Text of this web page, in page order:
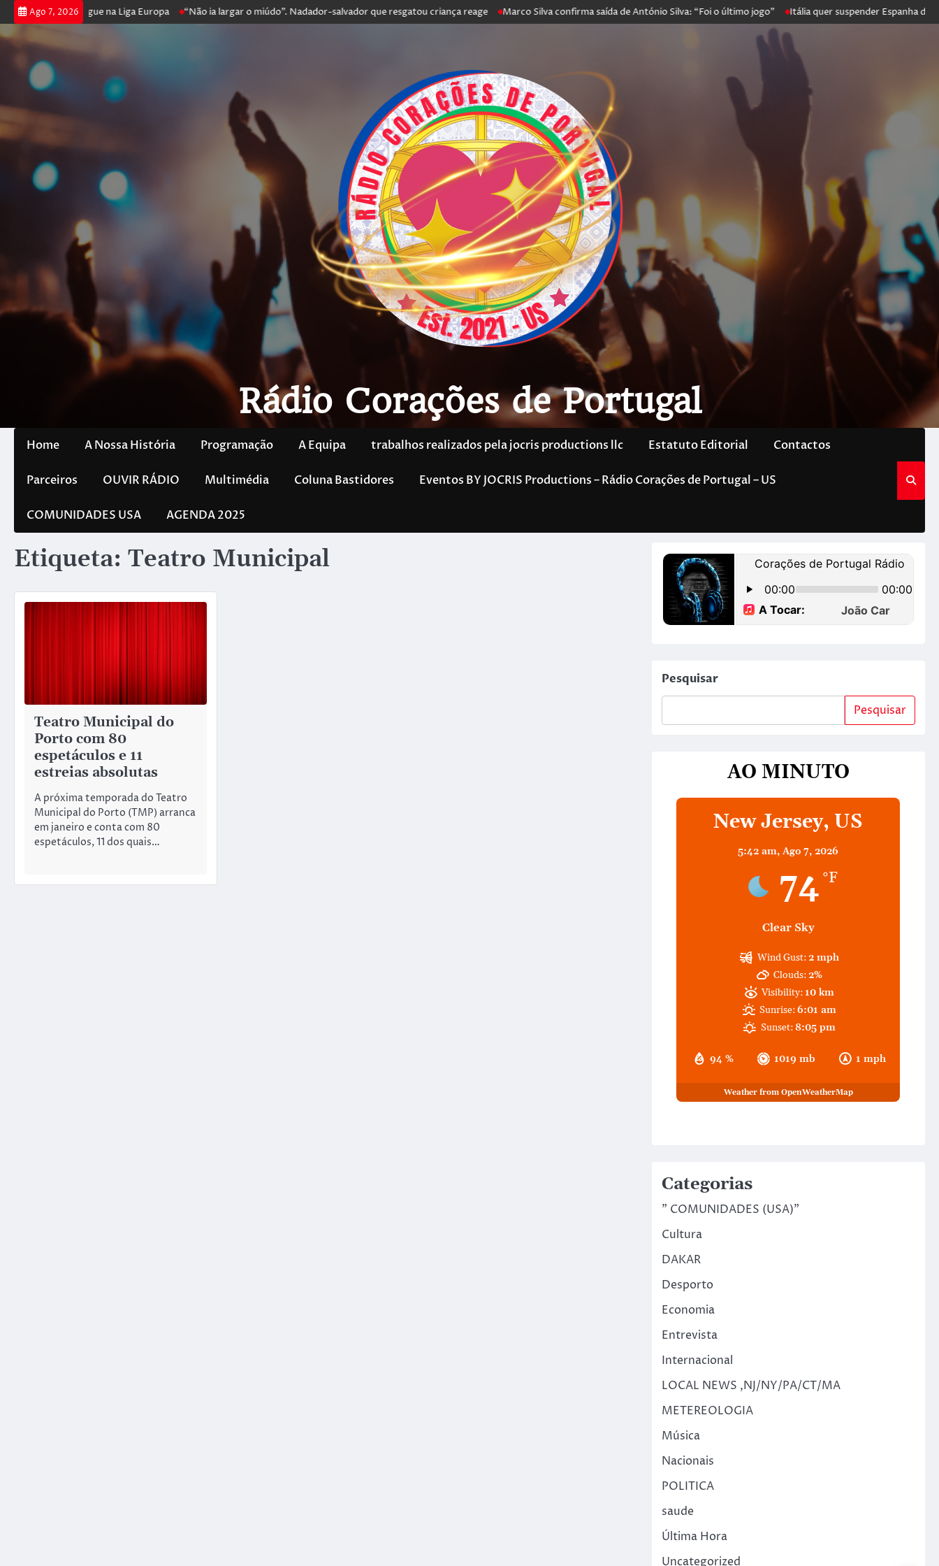
Ago 7, 2026
poker e prossegue na Liga Europa “Não ia largar o miúdo”. Nadador-salvador que resgatou criança reage Marco Silva confirma saída de António Silva: “Foi o último jogo” Itália quer suspender Espanha de
Rádio Corações de Portugal
Home A Nossa História Programação A Equipa trabalhos realizados pela jocris productions llc Estatuto Editorial Contactos
Parceiros OUVIR RÁDIO Multimédia Coluna Bastidores Eventos BY JOCRIS Productions – Rádio Corações de Portugal – US
COMUNIDADES USA AGENDA 2025
Etiqueta: Teatro Municipal
Teatro Municipal do
Porto com 80
espetáculos e 11
estreias absolutas
A próxima temporada do Teatro
Municipal do Porto (TMP) arranca
em janeiro e conta com 80
espetáculos, 11 dos quais…
Pesquisar
Pesquisar
AO MINUTO
New Jersey, US
5:42 am,Ago 7, 2026
74 °F
Clear Sky
94 % 1019 mb 1 mph
Wind Gust:2 mph
Clouds:2%
Visibility: 10 km
Sunrise:6:01 am
Sunset:8:05 pm
Weather from OpenWeatherMap
Categorias
" COMUNIDADES (USA)"
Cultura
DAKAR
Desporto
Economia
Entrevista
Internacional
LOCAL NEWS ,NJ/NY/PA/CT/MA
METEREOLOGIA
Música
Nacionais
POLITICA
saude
Última Hora
Uncategorized